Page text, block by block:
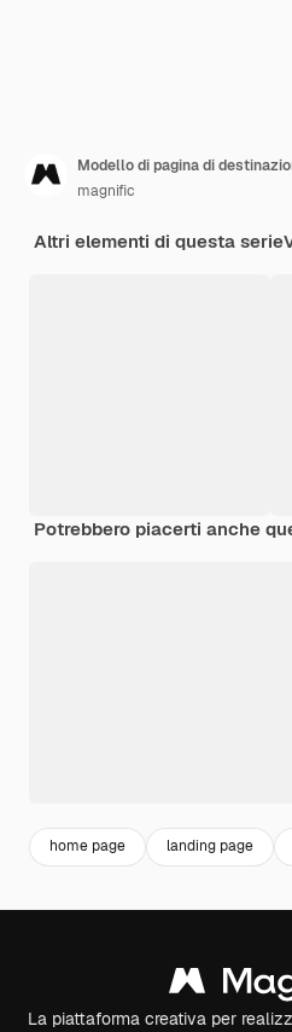
magnific
Altri elementi di questa serie
Potrebbero piacerti anche
home page landing page
La piattaforma creativa per